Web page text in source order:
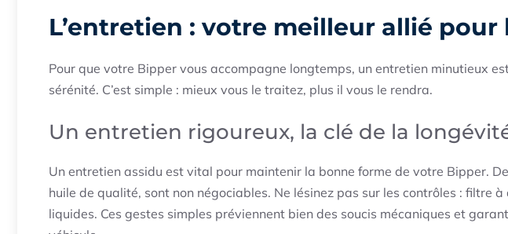
L’entretien : votre meilleur allié pour
Pour que votre Bipper vous accompagne longtemps, un entretien minutieux
sérénité. C’est simple : mieux vous le traitez, plus il vous le rendra.
Un entretien rigoureux, la clé de la
Un entretien assidu est vital pour maintenir la bonne forme de votre Bipper.
huile de qualité, sont non négociables. Ne lésinez pas sur les contrôles : filtre
liquides. Ces gestes simples préviennent bien des soucis mécaniques et